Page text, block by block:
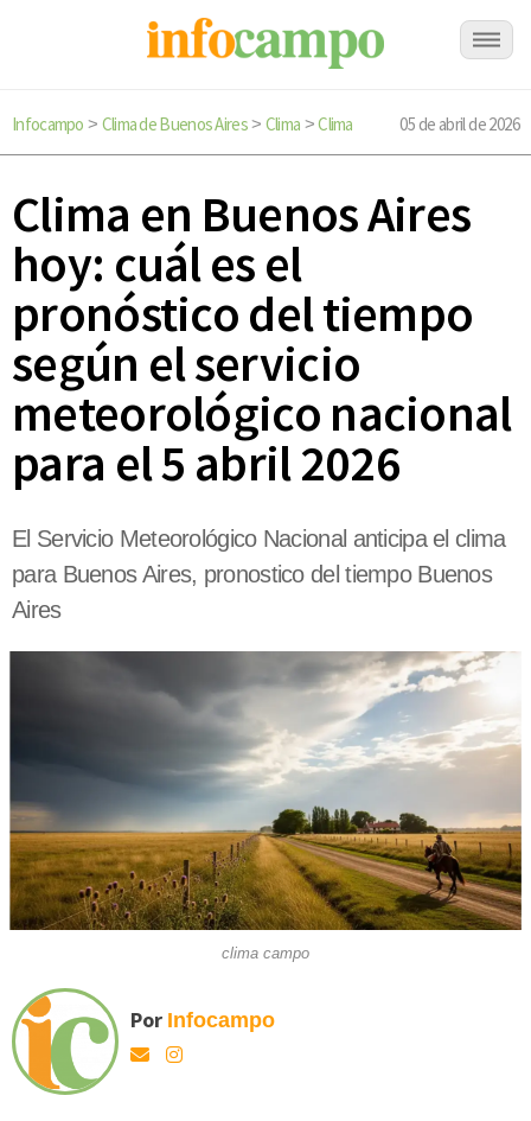
Infocampo > Clima de Buenos Aires> Clima >Clima 05 de abril de 2026
Clima en Buenos Aires
hoy: cuál es el
pronóstico del tiempo
según el servicio
meteorológico nacional
para el 5 abril 2026
El Servicio Meteorológico Nacional anticipa el clima
para Buenos Aires, pronostico del tiempo Buenos
Aires
clima campo
Por Infocampo